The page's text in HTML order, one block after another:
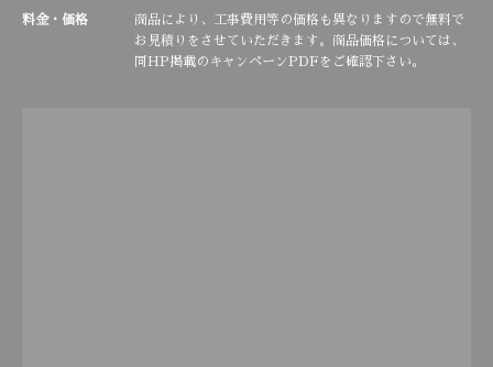
料金・価格
商品により、工事費用等の価格も異なりますので無料で
お見積りをさせていただきます。商品価格については、
同HP掲載のキャンペーンPDFをご確認下さい。